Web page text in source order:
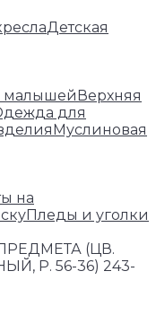
Детская
малышейВерхняя
для
Муслиновая
на
Пледы и уголки
(ЦВ.
Р. 56-36) 243-